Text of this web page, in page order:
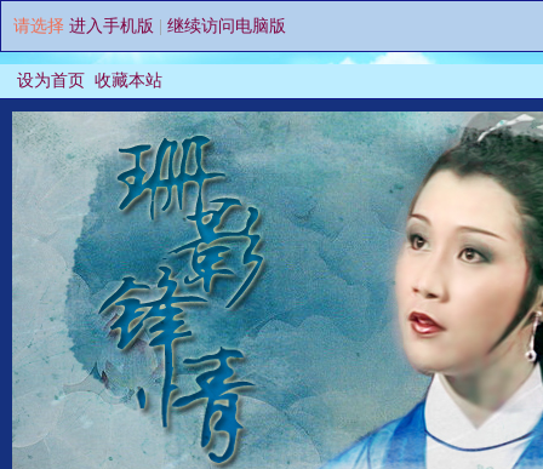
请选择 进入手机版 继续访问电脑版
设为首页 收藏本站